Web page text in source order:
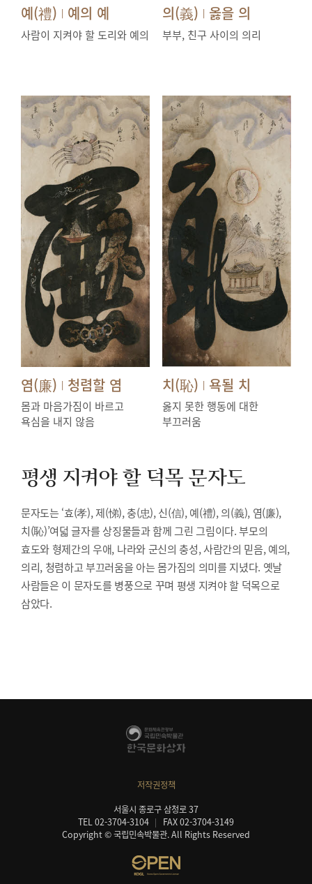
예(禮) | 예의 예
사람이 지켜야 할 도리와 예의
의(義) | 옳을 의
부부, 친구 사이의 의리
염(廉) | 청렴할 염
몸과 마음가짐이 바르고
욕심을 내지 않음
치(恥) | 욕될 치
옳지 못한 행동에 대한
부끄러움
평생 지켜야 할 덕목 문자도
문자도는 ‘효(孝), 제(悌), 충(忠), 신(信), 예(禮), 의(義), 염(廉),
치(恥)’여덟 글자를 상징물들과 함께 그린 그림이다. 부모의
효도와 형제간의 우애, 나라와 군신의 충성, 사람간의 믿음, 예의,
의리, 청렴하고 부끄러움을 아는 몸가짐의 의미를 지녔다. 옛날
사람들은 이 문자도를 병풍으로 꾸며 평생 지켜야 할 덕목으로
삼았다.
저작권정책
서울시 종로구 삼청로 37
TEL 02-3704-3104
FAX 02-3704-3149
Copyright © 국립민속박물관. All Rights Reserved